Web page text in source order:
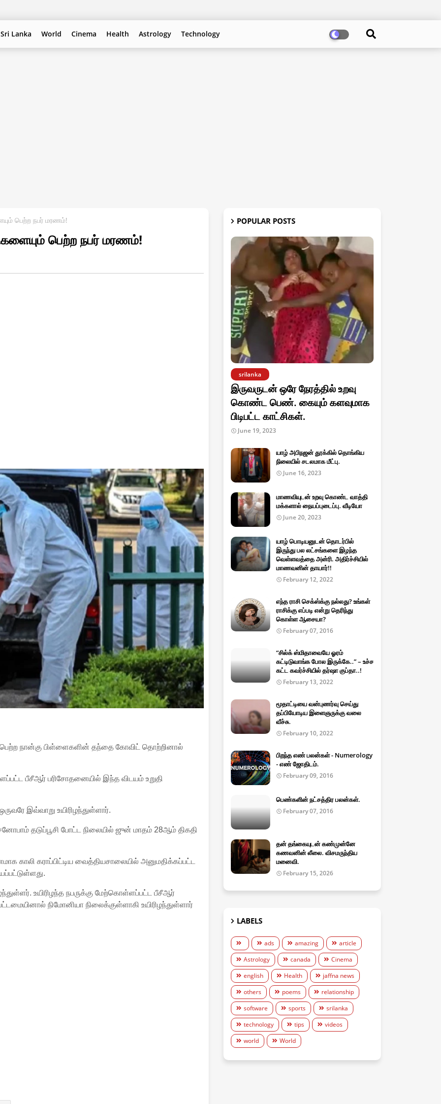
Sri Lanka World Cinema Health Astrology Technology
பெற்ற நபர் மரணம்!
பெற்ற நபர் மரணம்!
நான்கு பிள்ளைகளின் தந்தை கோவிட் தொற்றினால்
பீசீஆர் பரிசோதனையில் இந்த விடயம் உறுதி
இவ்வாறு உயிரிழந்துள்ளார்.
தடுப்பூசி போட்ட நிலையில் ஜுன் மாதம் 28ஆம் திகதி
காலி கராப்பிட்டிய வைத்தியசாலையில் அனுமதிக்கப்பட்ட
உயிரிழந்த நபருக்கு மேற்கொள்ளப்பட்ட பீசீஆர்
நிமோனியா நிலைக்குள்ளாகி உயிரிழந்துள்ளார்
POPULAR POSTS
srilanka
இருவருடன் ஒரே நேரத்தில் உறவு
கொண்ட பெண். கையும் களவுமாக
பிடிபட்ட காட்சிகள்.
June 19, 2023
யாழ் அபிநஜன் தூக்கில் தொங்கிய
நிலையில் சடலமாக மீட்பு.
June 16, 2023
மாணவியுடன் உறவு கொண்ட வாத்தி
மக்களால் நையப்புடைப்பு. வீடியோ
June 20, 2023
யாழ் பொடியனுடன் தொடர்பில்
இருந்து பல லட்சங்களை இழந்த
வெள்ளவத்தை அன்ரி. அதிர்ச்சியில்
மாணவனின் தாயார்!!
February 12, 2022
எந்த ராசி செக்ஸ்க்கு நல்லது? உங்கள்
ராசிக்கு எப்படி என்று தெரிந்து
கொள்ள ஆசையா?
February 07, 2016
“சில்க் ஸ்மிதாவையே ஓரம்
கட்டிடுவாங்க போல இருக்கே..” – உச்ச
கட்ட கவர்ச்சியில் தர்ஷா குப்தா..!
February 13, 2022
மூதாட்டியை வன்புணர்வு செய்து
தப்பியோடிய இளைஞருக்கு வலை
வீச்சு.
February 10, 2022
பிறந்த எண் பலன்கள் - Numerology
- எண் ஜோதிடம்.
February 09, 2016
பெண்களின் நட்சத்திர பலன்கள்.
February 07, 2016
தன் தங்கையுடன் கண்முன்னே
கணவனின் லீலை. விசமருந்திய
மனைவி.
February 15, 2026
LABELS
ads amazing
article
Astrology
canada
Cinema
english
Health
jaffna news
others
poems
relationship
software
sports
srilanka
technology
tips
videos
world
World